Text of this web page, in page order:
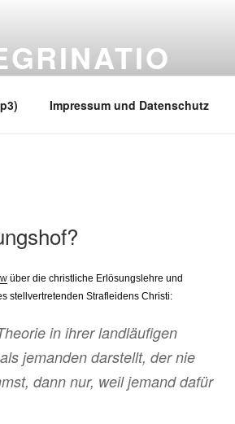
Impressum und Datenschutz
über die christliche Erlösungslehre und
stellvertretenden Strafleidens Christi:
in ihrer landläufigen
jemanden darstellt, der nie
dann nur, weil jemand dafür